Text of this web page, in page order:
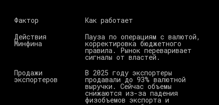
Фактор Как работает
Действия
Минфина
Пауза по операциям с валютой,
корректировка бюджетного
правила. Рынок переваривает
сигналы от властей.
Продажи
экспортеров
В 2025 году экспортеры
продавали до 93% валютной
выручки. Сейчас объемы
снижаются из-за падения
физобъемов экспорта и